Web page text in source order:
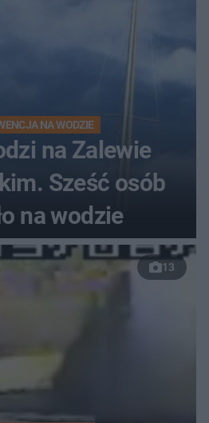
NA WODZIE
na Zalewie
Sześć osób
na wodzie
13